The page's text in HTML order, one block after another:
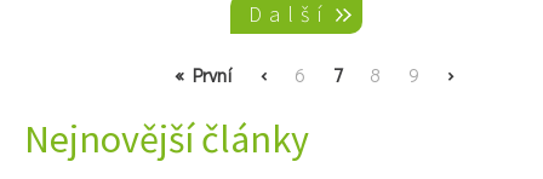
Pagination
Další
First
« První
Previous
‹ Page
6
Current
7 Page
8 Page
9
Next
›
Nejnovější články